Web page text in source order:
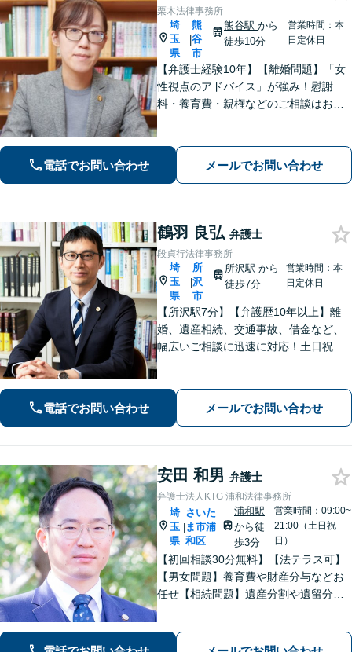
栗木法律事務所
埼
玉
県
|
熊
谷
市
熊谷駅 から
徒歩10分
営業時間：本
日定休日
【弁護士経験10年】【離婚問題】「女
性視点のアドバイス」が強み！慰謝
料・養育費・親権などのご相談はお任
ます。その他、交通事故、借金・債務
整理にも対応。
電話でお問い合わせ メールでお問い合わせ
鶴羽 良弘 弁護士
段貞行法律事務所
埼
玉
県
|
所
沢
市
所沢駅から
徒歩7分
営業時間：本
日定休日
【所沢駅7分】【弁護歴10年以上】離
婚、遺産相続、交通事故、借金など、
幅広いご相談に迅速に対応！土日祝夜
ください！【初回相談無料】
電話でお問い合わせ メールでお問い合わせ
安田 和男 弁護士
弁護士法人KTG 浦和法律事務所
埼
玉
県
|
さいた
ま市浦
和区
浦和駅
から徒
歩3分
営業時間：09:00~
21:00（土日祝
日）
【初回相談30分無料】【法テラス可】
【男女問題】養育費や財産分与などお
任せ【相続問題】遺産分割や遺留分、
も的確に解決【休日・夜間面談可】